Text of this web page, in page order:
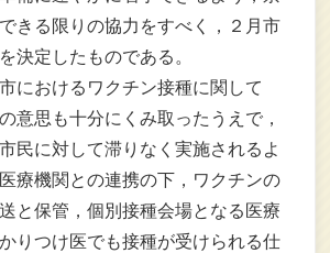
きる限りの協力をすべく，２月市
決定したものである。
におけるワクチン接種に関して
意思も十分にくみ取ったうえで，
民に対して滞りなく実施されるよ
療機関との連携の下，ワクチンの
と保管，個別接種会場となる医療
りつけ医でも接種が受けられる仕